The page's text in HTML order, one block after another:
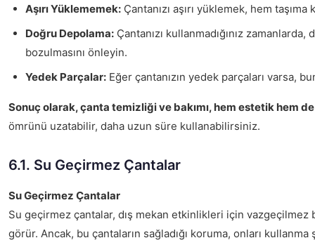
Aşırı Yüklememek: Çantanızı aşırı yüklemek, hem
Doğru Depolama: Çantanızı kullanmadığınız
bozulmasını önleyin.
Yedek Parçalar: Eğer çantanızın yedek parçaları varsa,
Sonuç olarak, çanta temizliği ve bakımı, hem estetik hem
ömrünü uzatabilir, daha uzun süre kullanabilirsiniz.
6.1. Su Geçirmez Çantalar
Su Geçirmez Çantalar
Su geçirmez çantalar, dış mekan etkinlikleri için vazgeçilmez
görür. Ancak, bu çantaların sağladığı koruma, onları